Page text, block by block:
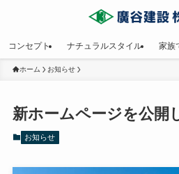
コンセプト ナチュラルスタイル 家族
ホーム お知らせ
新ホームページを公開
お知らせ